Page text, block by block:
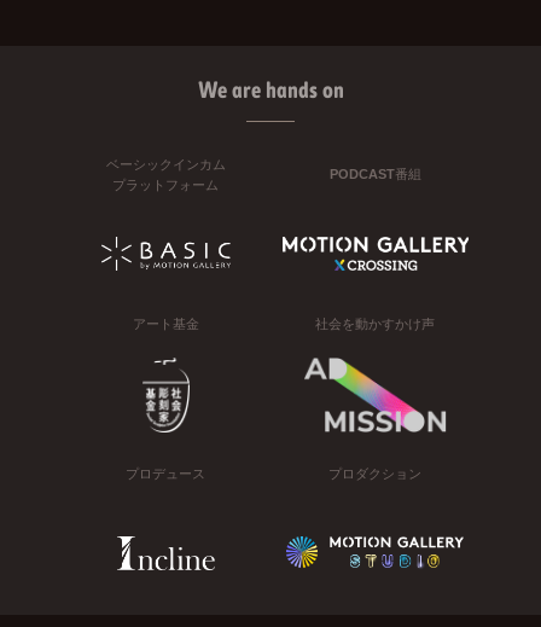
We are hands on
ベーシックインカム
プラットフォーム
PODCAST番組
アート基金 社会を動かすかけ声
プロデュース プロダクション